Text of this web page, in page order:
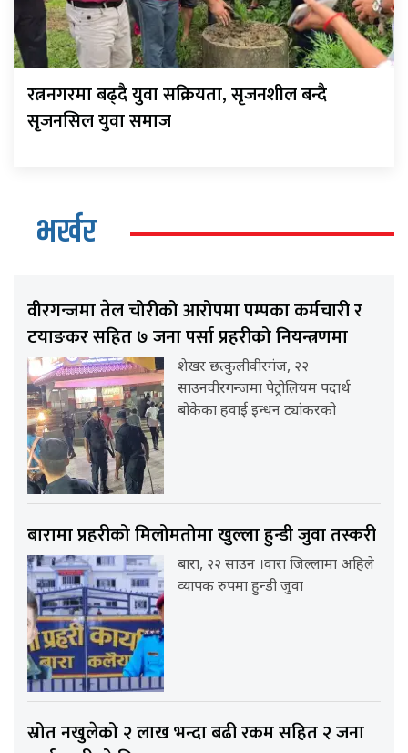
रत्ननगरमा बढ्दै युवा सक्रियता, सृजनशील बन्दै
सृजनसिल युवा समाज
भर्खर
वीरगन्जमा तेल चोरीको आरोपमा पम्पका कर्मचारी र
टयाङकर सहित ७ जना पर्सा प्रहरीको नियन्त्रणमा
शेखर छत्कुलीवीरगंज, २२
साउनवीरगन्जमा पेट्रोलियम पदार्थ
बोकेका हवाई इन्धन ट्यांकरको
बारामा प्रहरीको मिलोमतोमा खुल्ला हुन्डी जुवा तस्करी
बारा, २२ साउन ।वारा जिल्लामा अहिले
व्यापक रुपमा हुन्डी जुवा
स्रोत नखुलेको २ लाख भन्दा बढी रकम सहित २ जना